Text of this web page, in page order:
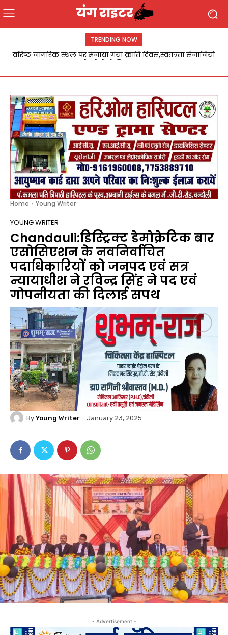
TRENDING NOW
Chandauli:उर्वरक दुकानों पर छापेमारी,पांच विक्रेताओं को कारण
Home Young Writer
YOUNG WRITER
Chandauli:डिस्ट्रिक्ट डेमोक्रेटिक बार
एसोसिएशन के नवनिर्वाचित
पदाधिकारियों को जनपद एवं सत्र
न्यायाधीश ने रविन्द्र सिंह ने पद एवं
गोपनीयता की दिलाई सपथ
By Young Writer January 23, 2025
- Advertisement -